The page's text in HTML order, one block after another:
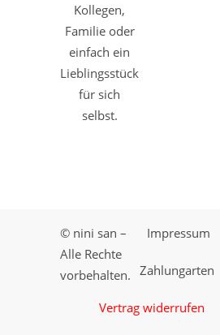
Kollegen,
Familie oder
einfach ein
Lieblingsstück
für sich
selbst.
Impressum
Zahlungarten
Vertrag widerrufen
© nini san –
Alle Rechte
vorbehalten.